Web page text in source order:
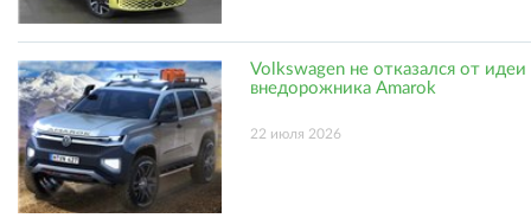
Volkswagen не отказался от идеи
внедорожника Amarok
22 июля 2026